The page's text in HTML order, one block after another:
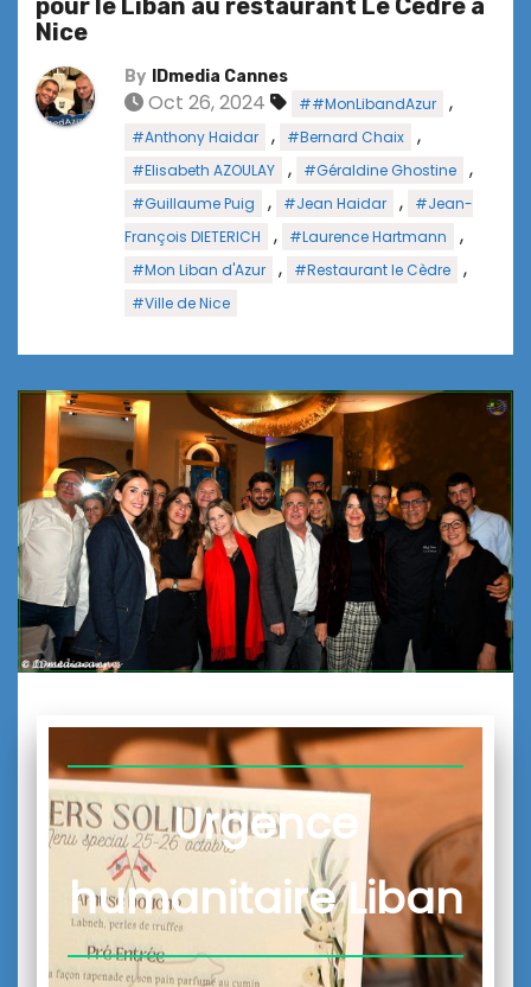
pour le Liban au restaurant Le Cèdre à
Nice
By IDmedia Cannes
Oct 26, 2024 ##MonLibandAzur ,
#Anthony Haidar , #Bernard Chaix ,
#Elisabeth AZOULAY , #Géraldine Ghostine ,
#Guillaume Puig , #Jean Haidar ,
#Jean-
François DIETERICH
, #Laurence Hartmann ,
#Mon Liban d'Azur , #Restaurant le Cèdre ,
#Ville de Nice
Urgence
humanitaire Liban